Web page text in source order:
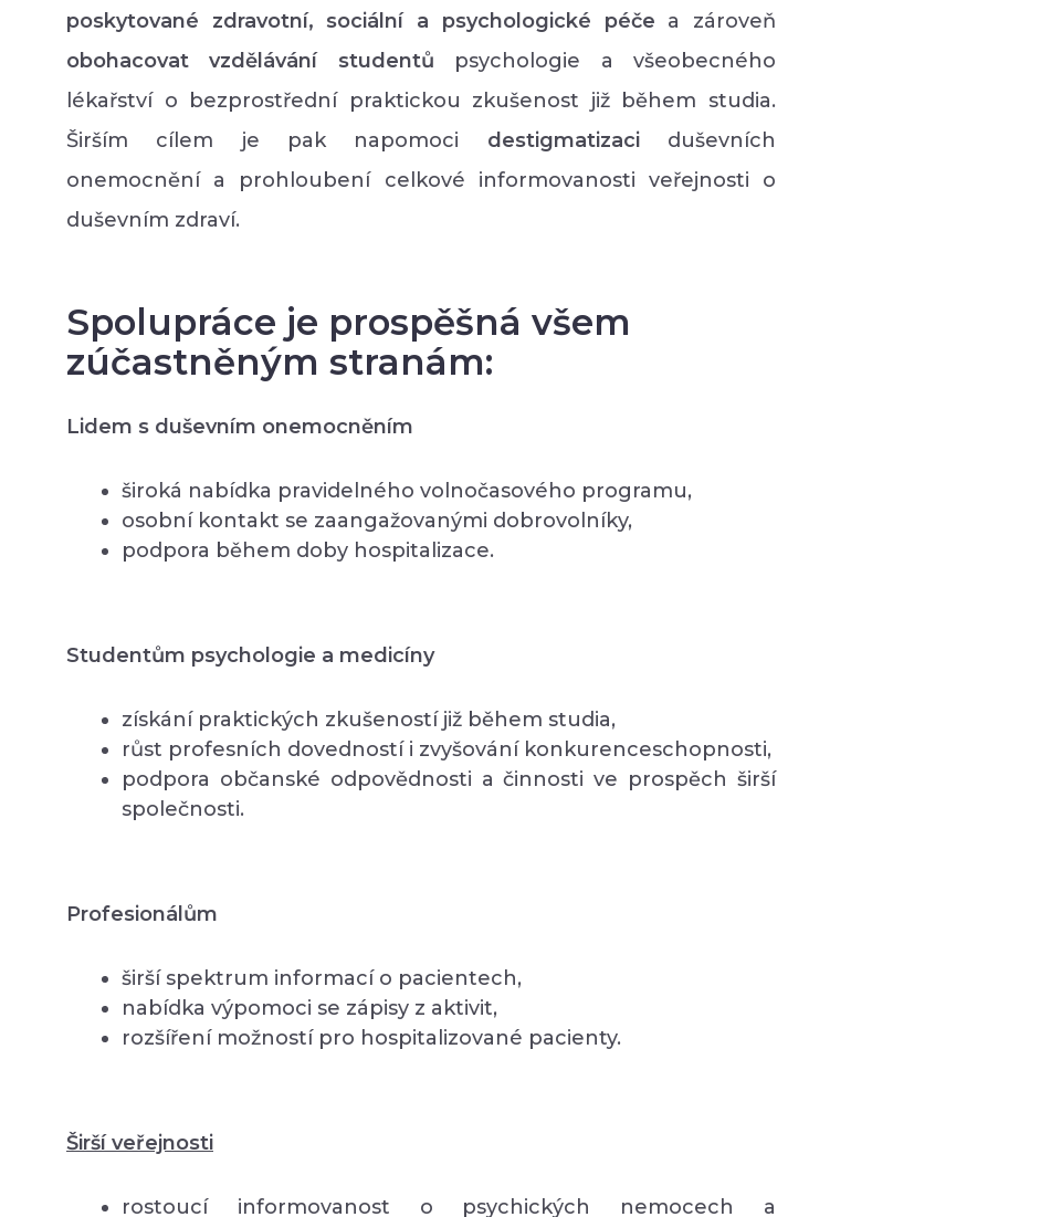
poskytované zdravotní, sociální a psychologické péče a zároveň
obohacovat vzdělávání studentů psychologie a všeobecného
lékařství o bezprostřední praktickou zkušenost již během studia.
Širším cílem je pak napomoci destigmatizaci duševních
onemocnění a prohloubení celkové informovanosti veřejnosti o
duševním zdraví.
Spolupráce je prospěšná všem
zúčastněným stranám:
Lidem s duševním onemocněním
široká nabídka pravidelného volnočasového programu,
osobní kontakt se zaangažovanými dobrovolníky,
podpora během doby hospitalizace.
Studentům psychologie a medicíny
získání praktických zkušeností již během studia,
růst profesních dovedností i zvyšování konkurenceschopnosti,
podpora občanské odpovědnosti a činnosti ve prospěch širší
společnosti.
Profesionálům
širší spektrum informací o pacientech,
nabídka výpomoci se zápisy z aktivit,
rozšíření možností pro hospitalizované pacienty.
Širší veřejnosti
rostoucí informovanost o psychických nemocech a